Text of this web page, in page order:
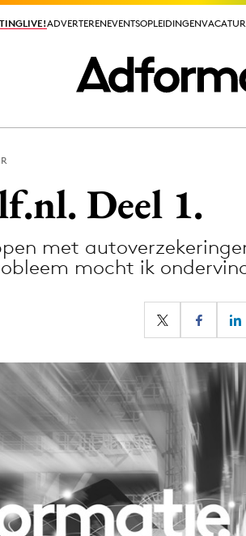
ADVERTERENEVENTSOPLEIDINGEN
ADVERTERENEVENTSOPLEIDINGEN
PR
Deel 1.
met
mocht ik